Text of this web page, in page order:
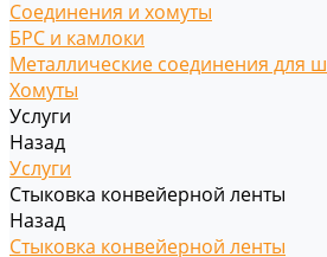
Соединения и хомуты
БРС и камлоки
Металлические соединения для
Хомуты
Услуги
Назад
Услуги
Стыковка конвейерной ленты
Назад
Стыковка конвейерной ленты